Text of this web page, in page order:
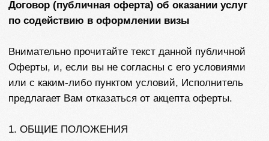
Внимательно прочитайте текст данной публичной
Оферты, и, если вы не согласны с его условиями
или с каким-либо пунктом условий, Исполнитель
1.1. В соответствии с пунктом 2 статьи 437
Гражданского кодекса Российской Федерации (далее
- ГК РФ), оферта — это содержащее все
существенные условия договора предложение, из
предложение, заключить договор на указанных в